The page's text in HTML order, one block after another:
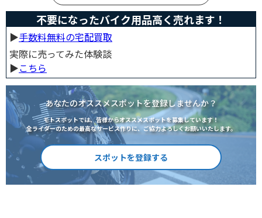
不要になったバイク用品高く売れます！
▶︎手数料無料の宅配買取
実際に売ってみた体験談
▶︎こちら
あなたのオススメスポットを登録しませんか？
モトスポットでは、皆様からオススメスポットを募集しています！
全ライダーのための最高なサービス作りに、ご協力よろしくお願いいたします。
スポットを登録する